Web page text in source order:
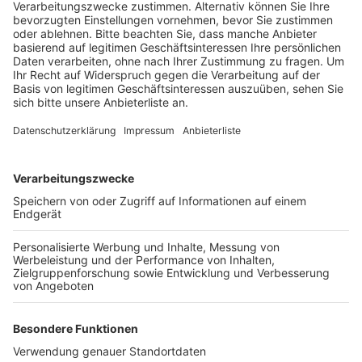
Veröffentlicht:Dienstag, 05.10.2021 16:38
Anzeige
Denn die Stadt sucht an diesem Jahr wieder private
Baubetriebshofes fällen die gespendeten Bäume und
transportieren sie kostenlos ab. Die Bäume müssen
aber im Elsdorfer Stadtgebiet stehen, und Mitarbeiter
müssen sie gut erreichen können. Für weitere
Informationen und zur Terminabsprachen steht der
Elsdorfer Bauhof telefonisch unter den Nummern
02274-709 516 bzw. 02274-709 520 zur Verfügung.